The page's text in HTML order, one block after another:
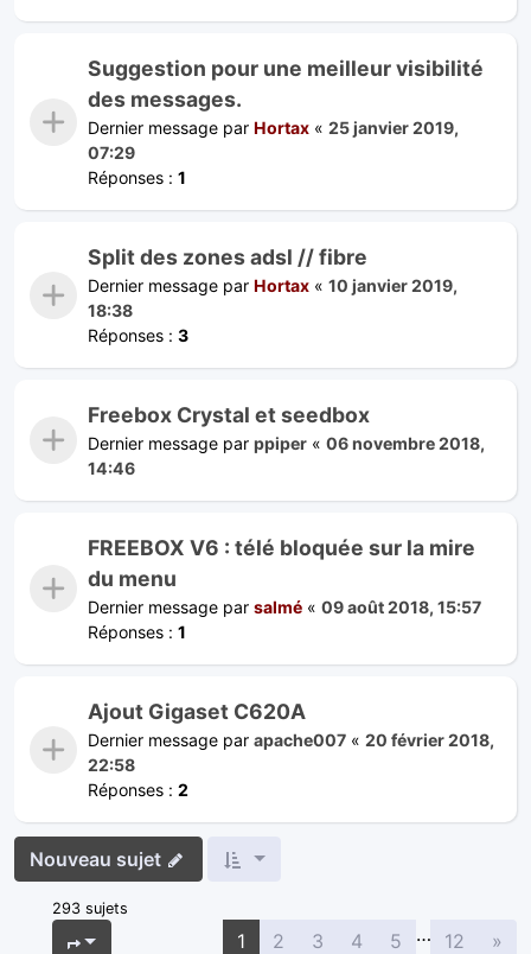
Suggestion pour une meilleur visibilité
des messages.
Dernier message par Hortax « 25 janvier 2019,
07:29
Réponses : 1
Split des zones adsl // fibre
Dernier message par Hortax « 10 janvier 2019,
18:38
Réponses : 3
Freebox Crystal et seedbox
Dernier message par ppiper « 06 novembre 2018,
14:46
FREEBOX V6 : télé bloquée sur la mire
du menu
Dernier message par salmé « 09 août 2018, 15:57
Réponses : 1
Ajout Gigaset C620A
Dernier message par apache007 « 20 février 2018,
22:58
Réponses : 2
Nouveau sujet
293 sujets
Page 1 2 3 4 5 … 12 »